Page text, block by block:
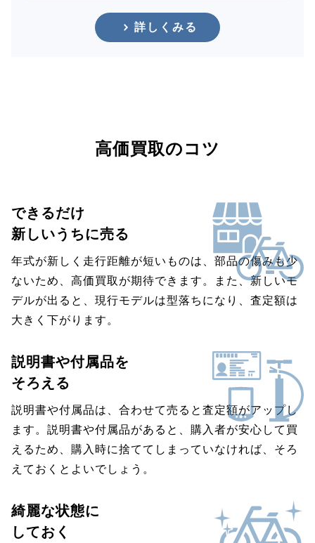
詳しくみる
高価買取のコツ
できるだけ
新しいうちに売る
年式が新しく走行距離が短いものは、部品の傷みも少
ないため、高価買取が期待できます。また、新しいモ
デルが出ると、現行モデルは型落ちになり、査定額は
大きく下がります。
説明書や付属品を
そろえる
説明書や付属品は、合わせて売ると査定額がアップし
ます。説明書や付属品があると、購入者が安心して買
えるため、購入時に捨ててしまっていなければ、そろ
えておくとよいでしょう。
綺麗な状態に
しておく